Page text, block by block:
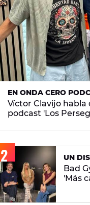
EN ONDA CERO
Víctor Clavijo habla
podcast 'Los
UN
Bad
'Más